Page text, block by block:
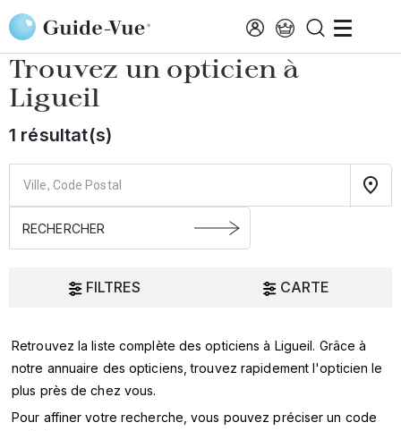
Aller au contenu principal
Accueil Choisir mon opticien
Trouvez un opticien à
Ligueil
1 résultat(s)
FILTRES CARTE
Oui
SERVICES
Retrouvez la liste complète des opticiens à Ligueil. Grâce à
notre annuaire des opticiens, trouvez rapidement l'opticien le
plus près de chez vous.
Pour affiner votre recherche, vous pouvez préciser un code